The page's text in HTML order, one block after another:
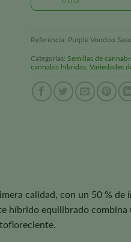
Referencia: Purple Voodoo
Categorías: Semillas de
cannabis híbridas, Variedades
calidad, con un 50 %
híbrido equilibrado